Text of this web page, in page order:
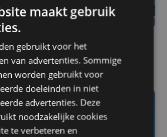
| 18:00
3 augustus
maakt gebruik
gebruikt voor het
van advertenties. Sommige
worden gebruikt voor
doeleinden in niet
advertenties. Deze
noodzakelijke cookies
te verbeteren en